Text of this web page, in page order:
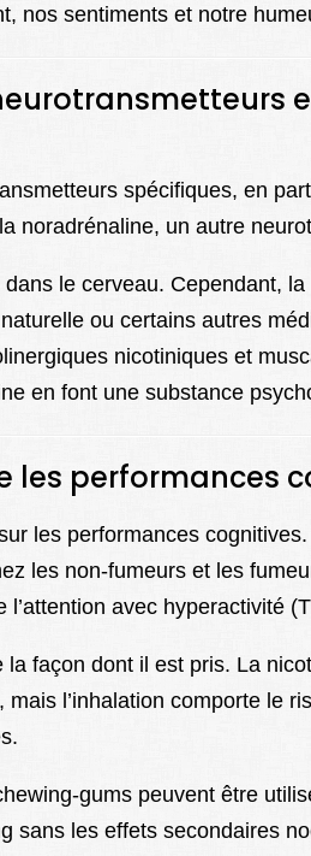
nos sentiments et notre
spécifiques, en
noradrénaline, un autre
dans le cerveau. Cependant, la
ou certains autres
nicotiniques et
en font une substance
les performances
les performances
les non-fumeurs et les
avec hyperactivité
façon dont il est pris. La
l’inhalation comporte le
gums peuvent être
sans les effets secondaires